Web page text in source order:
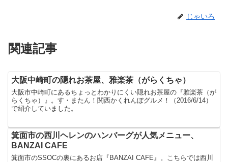
じゃいろ
関連記事
大阪中崎町の隠れお茶屋、雅楽茶（がらくちゃ）
大阪市中崎町にあるちょっとわかりにくい隠れお茶屋の『雅楽茶（が
らくちゃ）』。す・またん！関西かくれんぼグルメ！（2016/6/14）
で紹介していました。
箕面市の西川ヘレンのハンバーグが人気メニュー、
BANZAI CAFE
箕面市のSSOCの裏にあるお店『BANZAI CAFE』。こちらでは西川